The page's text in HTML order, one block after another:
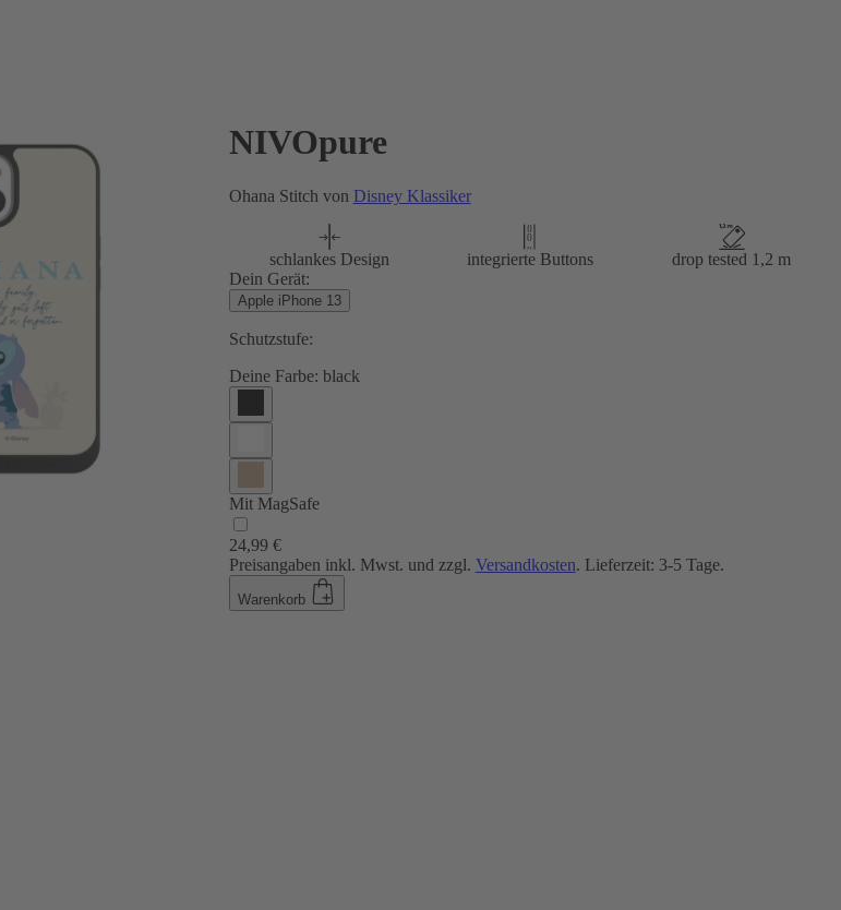
NIVOpure
Ohana Stitch von Disney Klassiker
schlankes Design integrierte Buttons
drop tested 1,2 m
Dein Gerät:
Apple iPhone 13
Schutzstufe:
Deine Farbe: black
Mit MagSafe
24,99 €
Preisangaben inkl. Mwst. und zzgl. Versandkosten. Lieferzeit: 3-5 Tage.
Warenkorb